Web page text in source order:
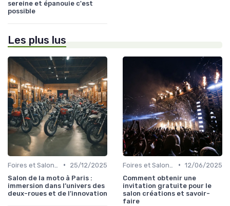
sereine et épanouie c'est
possible
Les plus lus
•
25/12/2025
Salon de la moto à Paris :
immersion dans l’univers des
deux-roues et de l’innovation
• 12/06/2025
Comment obtenir une
invitation gratuite pour le
salon créations et savoir-
faire